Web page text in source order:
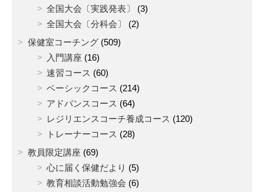
全国大会〔実践発表〕
(3)
全国大会〔分科会〕
(2)
保健室コーチング(509)
入門講座 (16)
速習コース (60)
ベーシックコース (214)
アドバンスコース (64)
レジリエンスコーチ養成コース (120)
トレーナーコース (28)
教員限定講座 (69)
心に届く保健だより (5)
教育相談活動勉強会 (6)